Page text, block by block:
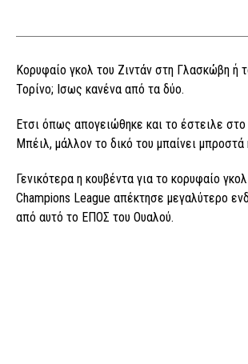
Κορυφαίο γκολ του Ζιντάν στη Γλασκώβη ή
Τορίνο; Ισως κανένα από τα δύο.
Ετσι όπως απογειώθηκε και το έστειλε
Μπέιλ, μάλλον το δικό του μπαίνει μπροστά
Γενικότερα η κουβέντα για το κορυφαίο
Champions League απέκτησε μεγαλύτερο
από αυτό το ΕΠΟΣ του Ουαλού.